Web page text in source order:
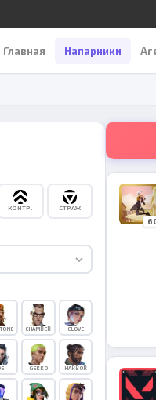
Главная Напарники
КОНТР. СТРАЖ
CHAMBER CLOVE
GEKKO HARBOR